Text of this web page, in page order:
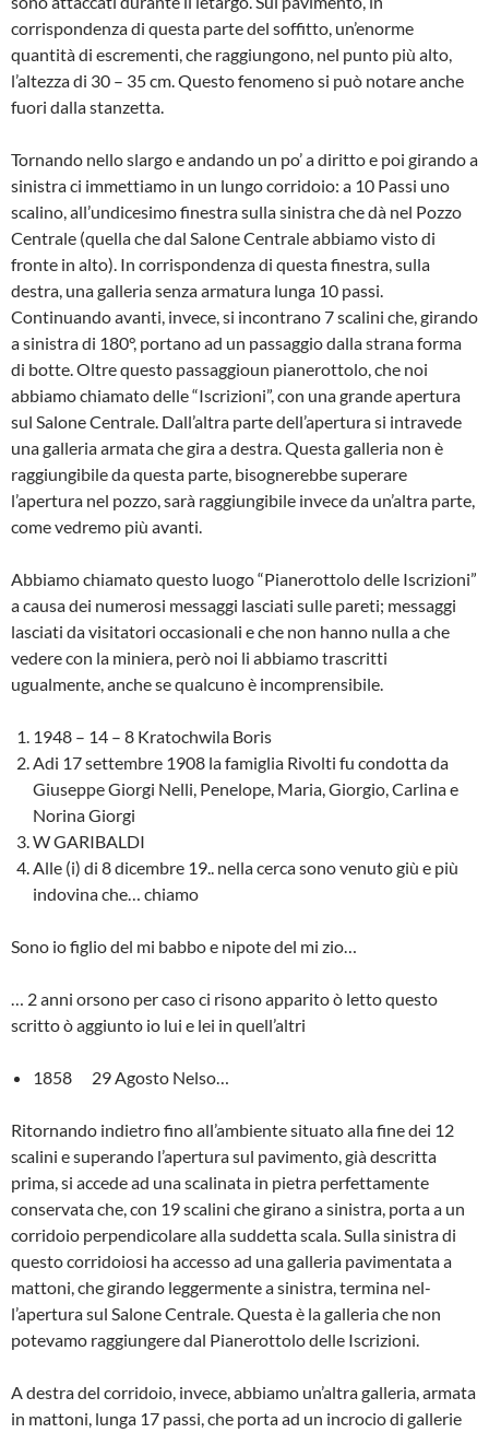
corrispondenza di questa parte del soffitto, un’enorme
quantità di escrementi, che raggiungono, nel punto più alto,
l’altezza di 30 – 35 cm. Questo fenomeno si può notare anche
fuori dalla stanzetta.
Tornando nello slargo e andando un po’ a diritto e poi girando a
sinistra ci immettiamo in un lungo corridoio: a 10 Passi uno
scalino, all’undicesimo fine­stra sulla sinistra che dà nel Pozzo
Centrale (quella che dal Salone Centra­le abbiamo visto di
fronte in alto). In corrispondenza di questa finestra, sulla
destra, una galleria senza armatura lunga 10 passi.
Continuando avanti, invece, si incontrano 7 scalini che, girando
a sinistra di 180°, portano ad un passaggio dalla strana forma
di botte. Oltre questo passaggioun piane­rottolo, che noi
abbiamo chiamato delle “Iscrizioni”, con una grande apertura
sul Salone Centrale. Dall’altra parte del­l’apertura si intravede
una galleria ar­mata che gira a destra. Questa galleria non è
raggiungibile da questa parte, bisognerebbe superare
l’apertura nel pozzo, sarà raggiungibile invece da un’altra parte,
come vedremo più avanti.
Abbiamo chiamato questo luogo “Pianerottolo delle Iscrizioni”
a causa dei numerosi messaggi lasciati sulle pareti; messaggi
lasciati da visitatori occasio­nali e che non hanno nulla a che
vedere con la miniera, però noi li abbiamo trascritti
ugualmente, anche se qualcu­no è incomprensibile.
1948 – 14 – 8 Kratochwila Boris
Adi 17 settembre 1908 la famiglia Rivolti fu condotta da
Giuseppe Giorgi Nelli, Penelope, Maria, Giorgio, Carlina e
Norina Giorgi
W GARIBALDI
Alle (i) di 8 dicembre 19.. nella cerca sono venuto giù e più
indovina che… chiamo
Sono io figlio del mi babbo e nipote del mi zio…
… 2 anni orsono per caso ci risono apparito ò letto questo
scritto ò aggiunto io lui e lei in quell’altri
1858 29 Agosto Nelso…
Ritornando indietro fino all’ambiente situato alla fine dei 12
scalini e supe­rando l’apertura sul pavimento, già descritta
prima, si accede ad una sca­linata in pietra perfettamente
conservata che, con 19 scalini che girano a sinistra, porta a un
corridoio perpendicolare alla suddetta scala. Sulla sinistra di
questo corridoiosi ha accesso ad una galleria pavimentata a
mattoni, che girando leggermente a sinistra, termina nel­
l’apertura sul Salone Centrale. Questa è la galleria che non
potevamo raggiun­gere dal Pianerottolo delle Iscrizioni.
A destra del corridoio, invece, ab­biamo un’altra galleria, armata
in mat­toni, lunga 17 passi, che porta ad un incrocio di gallerie